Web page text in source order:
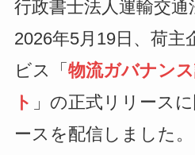
行政書士法人運輸交通
2026年5月19日、荷主
ビス「 物流ガバナン
ト 」の正式リリース
ースを配信しました。